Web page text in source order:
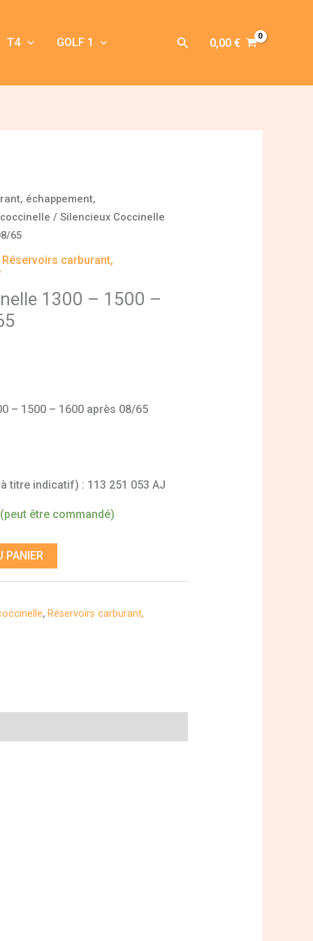
T4 GOLF 1 Rechercher
0,00 €
échappement,
/ Silencieux Coccinelle
65
Réservoirs carburant,
1300 – 1500 –
– 1500 – 1600 après 08/65
titre indicatif) : 113 251 053 AJ
être commandé)
PANIER
, Réservoirs carburant,